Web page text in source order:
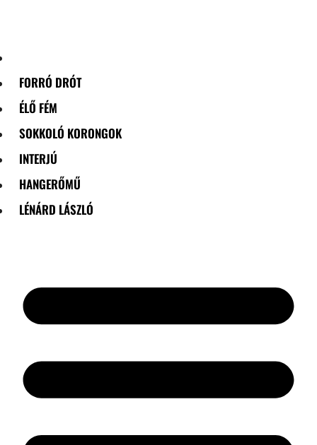
FORRÓ DRÓT
ÉLŐ FÉM
SOKKOLÓ KORONGOK
INTERJÚ
HANGERŐMŰ
LÉNÁRD LÁSZLÓ